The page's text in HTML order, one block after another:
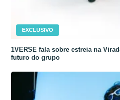
EXCLUSIVO
1VERSE fala sobre estreia na
futuro do grupo